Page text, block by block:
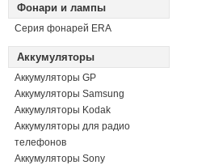
Фонари и лампы
Серия фонарей ERA
Аккумуляторы
Аккумуляторы GP
Аккумуляторы Samsung
Аккумуляторы Kodak
Аккумуляторы для радио
телефонов
Аккумуляторы Sony